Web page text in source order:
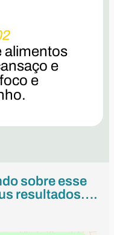
alimentos
e
e
sobre esse
resultados….